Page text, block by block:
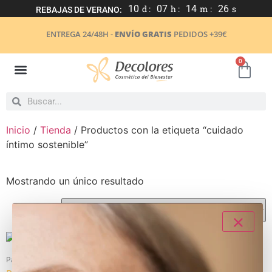
REBAJAS DE VERANO: 10 d : 07 h : 14 m : 25 s
ENTREGA 24/48H - ENVÍO GRATIS PEDIDOS +39€
0
Inicio / Tienda / Productos con la etiqueta “cuidado
íntimo sostenible”
Mostrando un único resultado
Packs